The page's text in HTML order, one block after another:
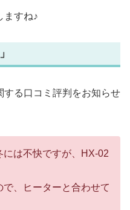
ますね♪
する口コミ評判をお知らせ
には不快ですが、HX-02
で、ヒーターと合わせて